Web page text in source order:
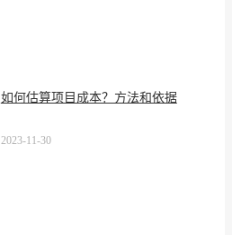
如何估算项目成本？方法和依据
2023-11-30